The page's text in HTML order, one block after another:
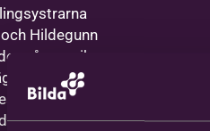
Hildegunn
på en unik
av närvaro,
musik är en
indie och